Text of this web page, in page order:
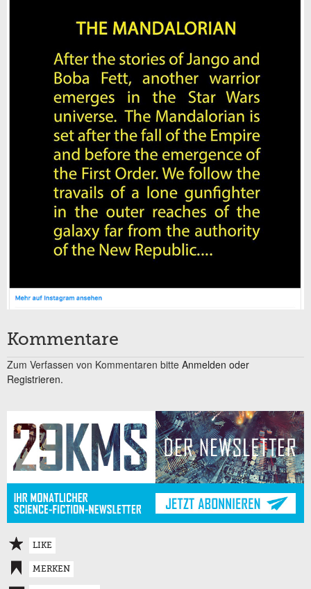
Kommentare
Zum Verfassen von Kommentaren bitte Anmelden oder
Registrieren.
LIKE
MERKEN